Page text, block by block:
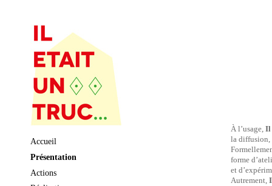
Skip to content
Accueil
Présentation
Actions
À l’usage, Il
la diffusion,
forme
et
Autrement,